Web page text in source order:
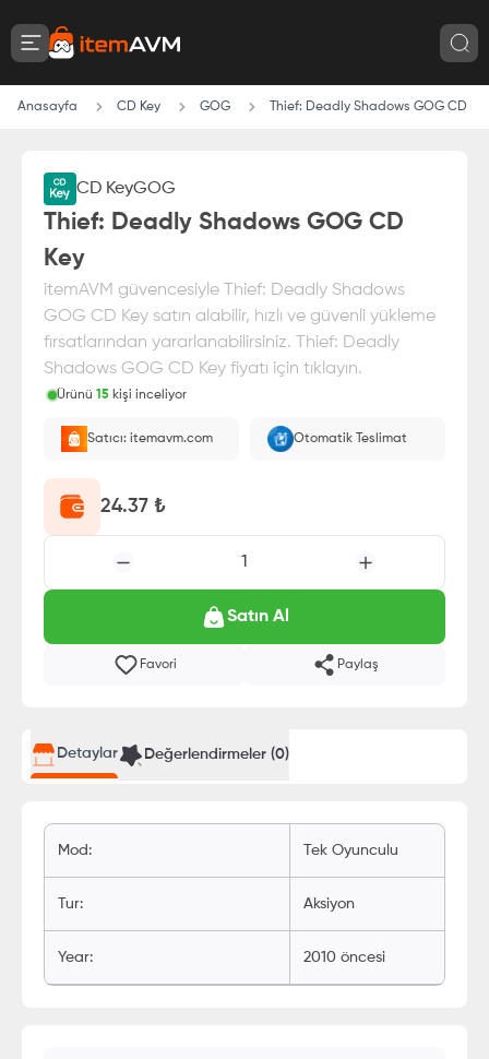
Anasayfa CD Key GOG Thief: Deadly Shadows GOG CD
CD KeyGOG
Thief: Deadly Shadows GOG CD
Key
itemAVM güvencesiyle Thief: Deadly Shadows
GOG CD Key satın alabilir, hızlı ve güvenli yükleme
fırsatlarından yararlanabilirsiniz. Thief: Deadly
Shadows GOG CD Key fiyatı için tıklayın.
Ürünü 15 kişi inceliyor
E-Pin olarak yüklenir.
Satıcı: itemavm.com Otomatik Teslimat
24.37 ₺
1
Satın Al
Favori Paylaş
Detaylar Değerlendirmeler (0)
Mod : Tek Oyunculu
Tur: Aksiyon
Year: 2010 öncesi